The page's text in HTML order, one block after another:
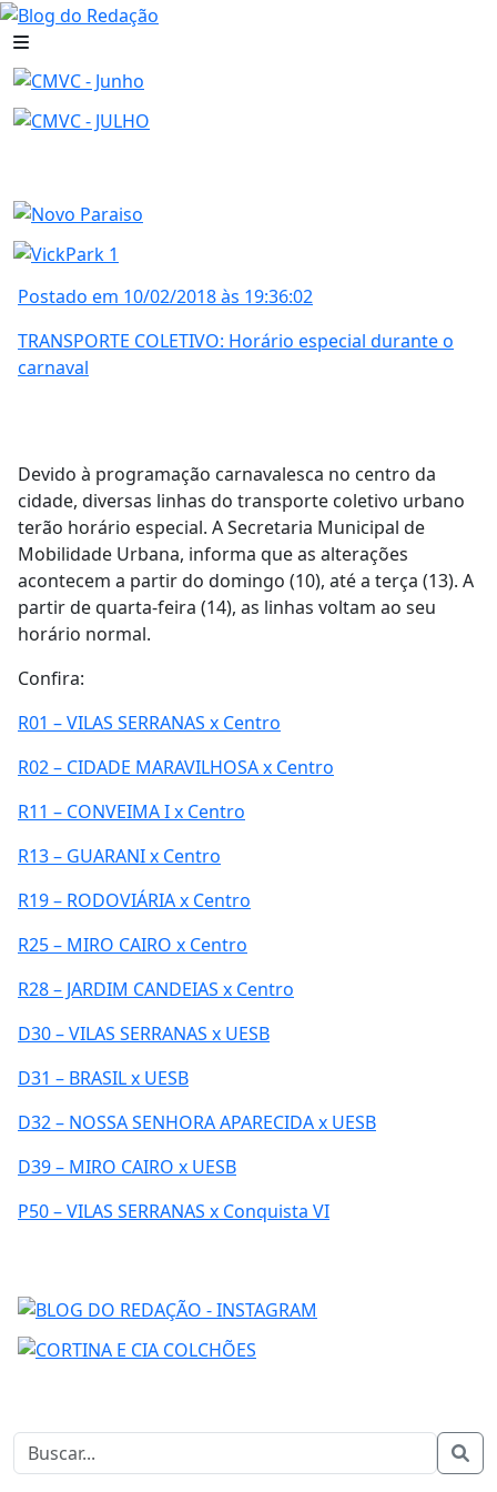
Postado em 10/02/2018 às 19:36:02
TRANSPORTE COLETIVO: Horário especial durante o
carnaval
Devido à programação carnavalesca no centro da
cidade, diversas linhas do transporte coletivo urbano
terão horário especial. A Secretaria Municipal de
Mobilidade Urbana, informa que as alterações
acontecem a partir do domingo (10), até a terça (13). A
partir de quarta-feira (14), as linhas voltam ao seu
horário normal.
Confira:
R01 – VILAS SERRANAS x Centro
R02 – CIDADE MARAVILHOSA x Centro
R11 – CONVEIMA I x Centro
R13 – GUARANI x Centro
R19 – RODOVIÁRIA x Centro
R25 – MIRO CAIRO x Centro
R28 – JARDIM CANDEIAS x Centro
D30 – VILAS SERRANAS x UESB
D31 – BRASIL x UESB
D32 – NOSSA SENHORA APARECIDA x UESB
D39 – MIRO CAIRO x UESB
P50 – VILAS SERRANAS x Conquista VI